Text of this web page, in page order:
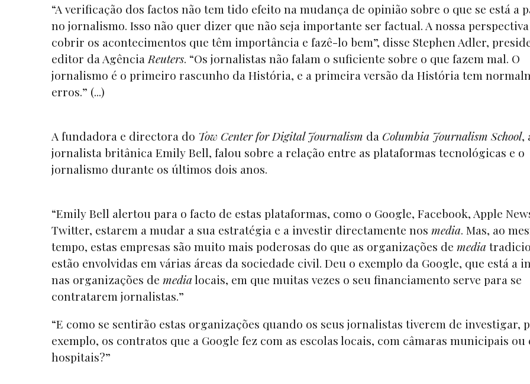
“A verificação dos factos não tem tido efeito na mudança de opinião sobre o que se está a
no jornalismo. Isso não quer dizer que não seja importante ser factual. A nossa
cobrir os acontecimentos que têm importância e fazê-lo bem”, disse Stephen Adler,
editor da Agência Reuters. “Os jornalistas não falam o suficiente sobre o que fazem mal. O
jornalismo é o primeiro rascunho da História, e a primeira versão da História tem
erros.” (...)
A fundadora e directora do Tow Center for Digital Journalism da Columbia Journalism School,
jornalista britânica Emily Bell, falou sobre a relação entre as plataformas tecnológicas e o
jornalismo durante os últimos dois anos.
“Emily Bell alertou para o facto de estas plataformas, como o Google, Facebook, Apple
Twitter, estarem a mudar a sua estratégia e a investir directamente nos media. Mas, ao
tempo, estas empresas são muito mais poderosas do que as organizações de media
estão envolvidas em várias áreas da sociedade civil. Deu o exemplo da Google, que está a
nas organizações de medialocais, em que muitas vezes o seu financiamento serve para se
contratarem jornalistas.”
“E como se sentirão estas organizações quando os seus jornalistas tiverem de investigar,
exemplo, os contratos que a Google fez com as escolas locais, com câmaras municipais ou
hospitais?”